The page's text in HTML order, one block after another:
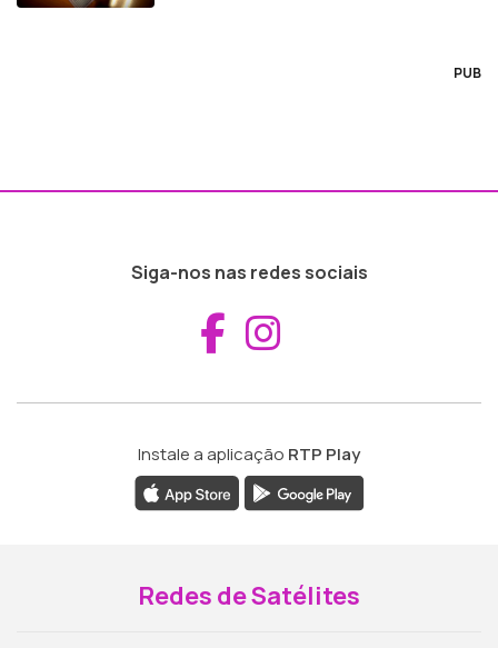
PUB
Siga-nos nas redes sociais
Aceder ao
Instale a aplicação RTP Play
Redes de Satélites